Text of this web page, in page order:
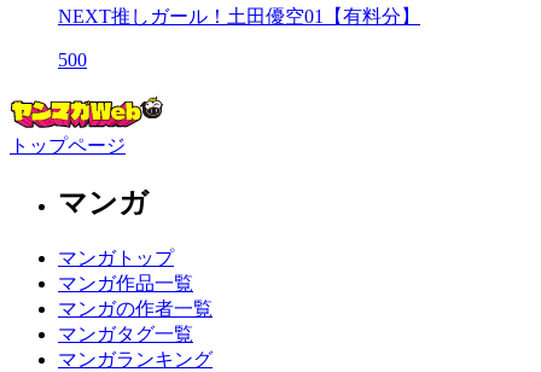
NEXT推しガール！土田優空01【有料分】
500
トップページ
マンガ
マンガトップ
マンガ作品一覧
マンガの作者一覧
マンガタグ一覧
マンガランキング